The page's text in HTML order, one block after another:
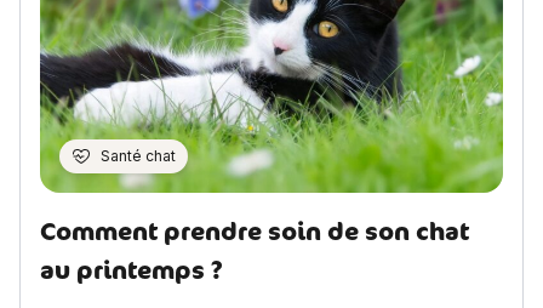
Santé chat
Comment prendre soin de son chat
au printemps ?